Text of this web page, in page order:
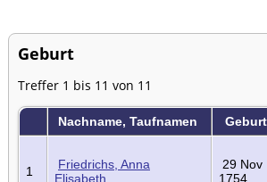
Geburt
Treffer 1 bis 11 von 11
Nachname, Taufnamen Geburt
1
Friedrichs, Anna
Elisabeth
29 Nov
1754